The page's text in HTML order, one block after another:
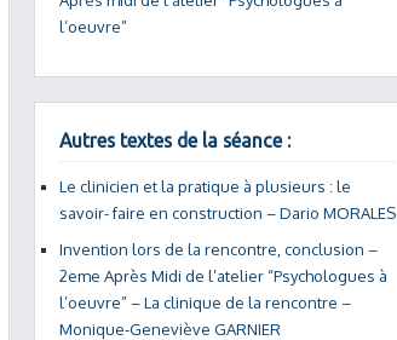
l’oeuvre”
Autres textes de la séance :
Le clinicien et la pratique à plusieurs : le
savoir- faire en construction – Dario MORALES
Invention lors de la rencontre, conclusion –
2eme Après Midi de l’atelier “Psychologues à
l’oeuvre” – La clinique de la rencontre –
Monique-Geneviève GARNIER